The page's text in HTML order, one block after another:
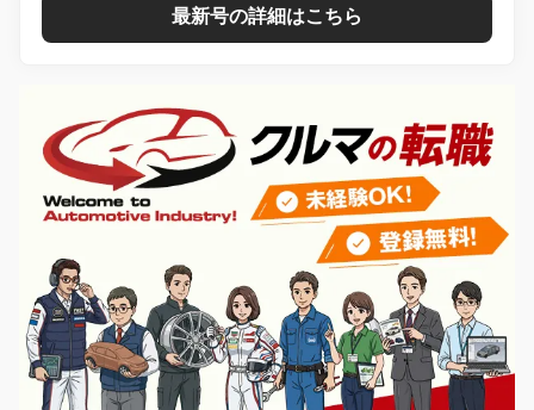
最新号の詳細はこちら